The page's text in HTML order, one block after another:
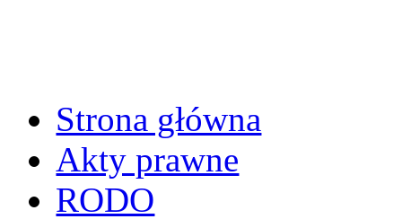
Strona główna
Akty prawne
RODO